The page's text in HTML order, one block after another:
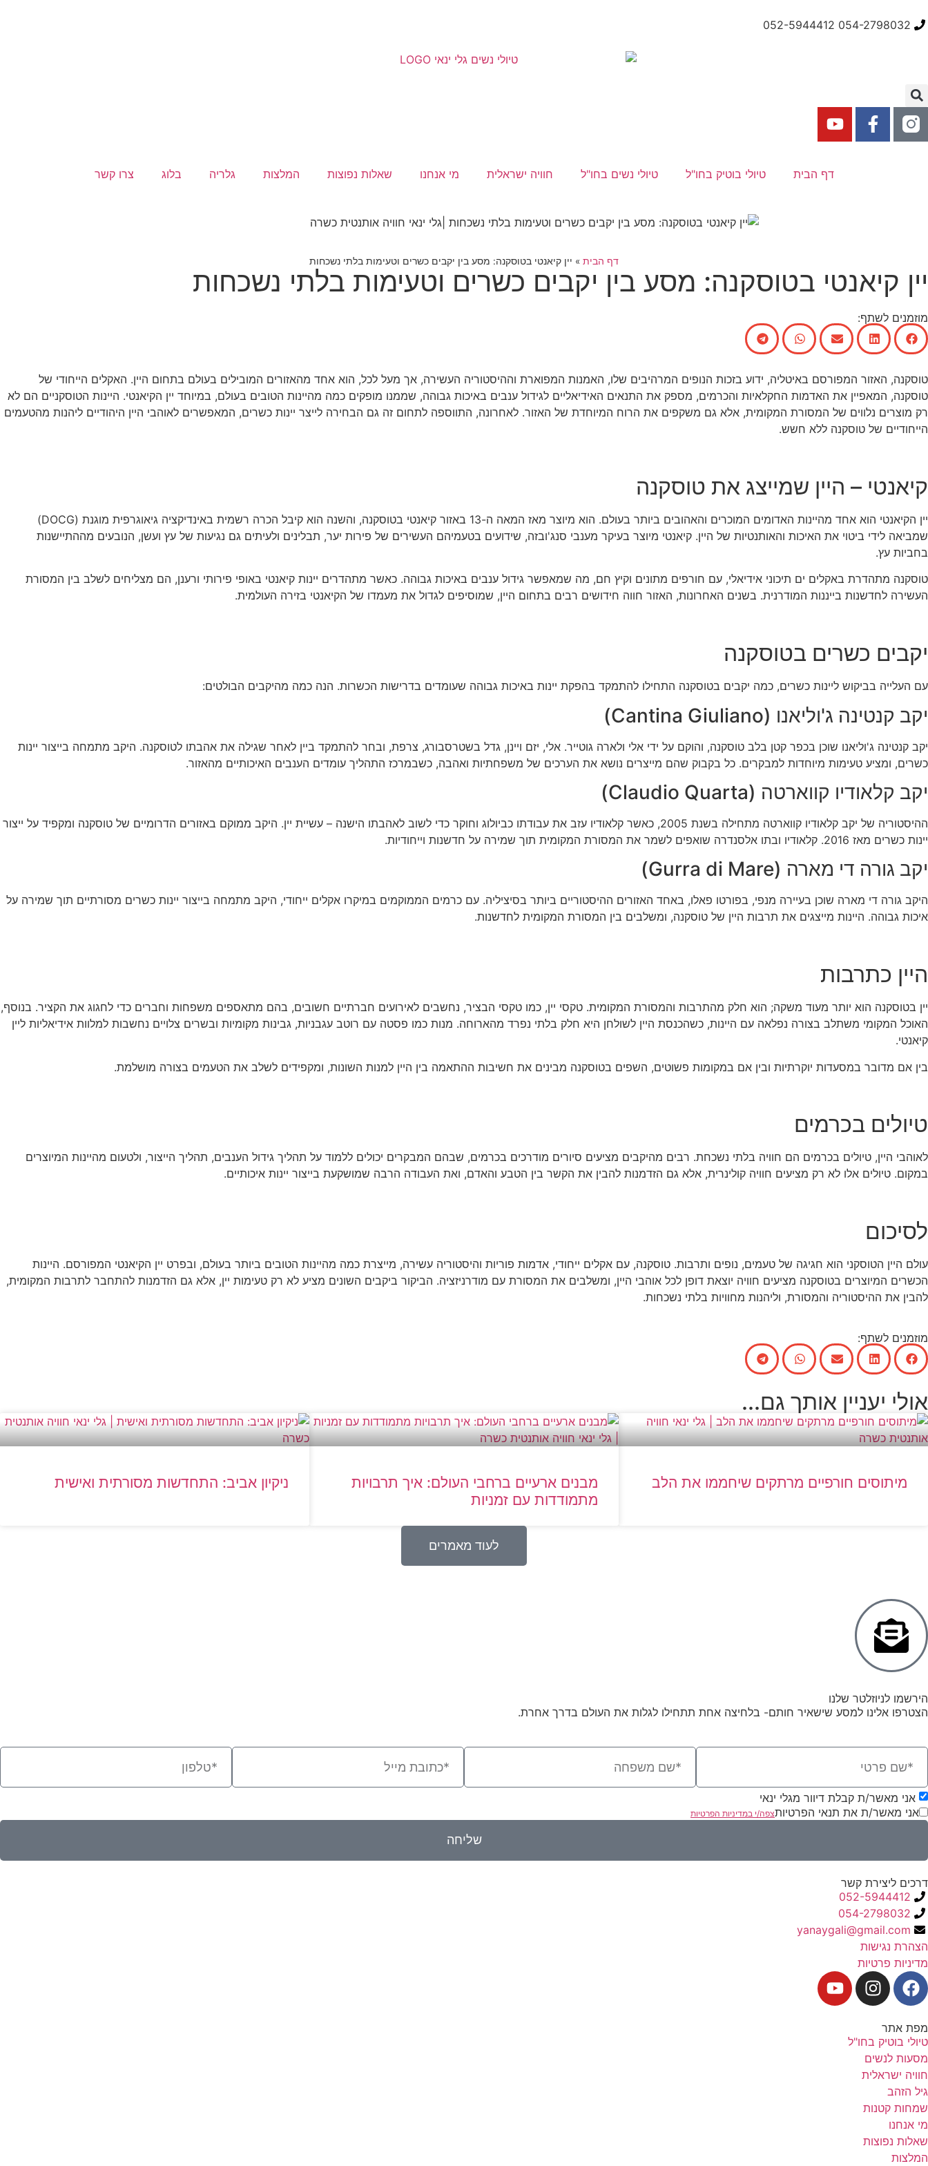
054-2798032 052-5944412
דף הבית טיולי בוטיק בחו"ל טיולי נשים בחו"ל חוויה ישראלית מי אנחנו שאלות נפוצות המלצות גלריה בלוג צרו קשר
דף הבית » יין קיאנטי בטוסקנה: מסע בין יקבים כשרים וטעימות בלתי נשכחות
יין קיאנטי בטוסקנה: מסע בין יקבים כשרים וטעימות בלתי נשכחות
מוזמנים לשתף:
טוסקנה, האזור המפורסם באיטליה, ידוע בזכות הנופים המרהיבים שלו, האמנות המפוארת וההיסטוריה העשירה, אך מעל לכל, הוא אחד מהאזורים המובילים בעולם בתחום היין. האקלים הייחודי של
טוסקנה, המאפיין את האדמות החקלאיות והכרמים, מספק את התנאים האידיאליים לגידול ענבים באיכות גבוהה, שממנו מופקים כמה מהיינות הטובים בעולם, במיוחד יין הקיאנטי. היינות הטוסקניים הם לא
רק מוצרים נלווים של המסורת המקומית, אלא גם משקפים את הרוח המיוחדת של האזור. לאחרונה, התווספה לתחום זה גם הבחירה לייצר יינות כשרים, המאפשרים לאוהבי היין היהודיים ליהנות מהטעמים
הייחודיים של טוסקנה ללא חשש.
קיאנטי – היין שמייצג את טוסקנה
יין הקיאנטי הוא אחד מהיינות האדומים המוכרים והאהובים ביותר בעולם. הוא מיוצר מאז המאה ה-13 באזור קיאנטי בטוסקנה, והשנה הוא קיבל הכרה רשמית באינדיקציה גיאוגרפית מוגנת (DOCG)
שמביאה לידי ביטוי את האיכות והאותנטיות של היין. קיאנטי מיוצר בעיקר מענבי סנג'ובזה, שידועים בטעמיהם העשירים של פירות יער, תבלינים ולעיתים גם נגיעות של עץ ועשן, הנובעים מההתיישנות
בחביות עץ.
טוסקנה מתהדרת באקלים ים תיכוני אידיאלי, עם חורפים מתונים וקיץ חם, מה שמאפשר גידול ענבים באיכות גבוהה. כאשר מתהדרים יינות קיאנטי באופי פירותי ורענן, הם מצליחים לשלב בין המסורת
העשירה לחדשנות בייננות המודרנית. בשנים האחרונות, האזור חווה חידושים רבים בתחום היין, שמוסיפים לגדול את מעמדו של הקיאנטי בזירה העולמית.
יקבים כשרים בטוסקנה
עם העלייה בביקוש ליינות כשרים, כמה יקבים בטוסקנה התחילו להתמקד בהפקת יינות באיכות גבוהה שעומדים בדרישות הכשרות. הנה כמה מהיקבים הבולטים:
יקב קנטינה ג'וליאנו (Cantina Giuliano)
יקב קנטינה ג'וליאנו שוכן בכפר קטן בלב טוסקנה, והוקם על ידי אלי ולארה גוטייר. אלי, יזם ויינן, גדל בשטרסבורג, צרפת, ובחר להתמקד ביין לאחר שגילה את אהבתו לטוסקנה. היקב מתמחה בייצור יינות
כשרים, ומציע טעימות מיוחדות למבקרים. כל בקבוק שהם מייצרים נושא את הערכים של משפחתיות ואהבה, כשבמרכז התהליך עומדים הענבים האיכותיים מהאזור.
יקב קלאודיו קווארטה (Claudio Quarta)
ההיסטוריה של יקב קלאודיו קווארטה מתחילה בשנת 2005, כאשר קלאודיו עזב את עבודתו כביולוג וחוקר כדי לשוב לאהבתו הישנה – עשיית יין. היקב ממוקם באזורים הדרומיים של טוסקנה ומקפיד על ייצור
יינות כשרים מאז 2016. קלאודיו ובתו אלסנדרה שואפים לשמר את המסורת המקומית תוך שמירה על חדשנות וייחודיות.
יקב גורה די מארה (Gurra di Mare)
היקב גורה די מארה שוכן בעיירה מנפי, בפורטו פאלו, באחד האזורים ההיסטוריים ביותר בסיציליה. עם כרמים הממוקמים במיקרו אקלים ייחודי, היקב מתמחה בייצור יינות כשרים מסורתיים תוך שמירה על
איכות גבוהה. היינות מייצגים את תרבות היין של טוסקנה, ומשלבים בין המסורת המקומית לחדשנות.
היין כתרבות
יין בטוסקנה הוא יותר מעוד משקה; הוא חלק מהתרבות והמסורת המקומית. טקסי יין, כמו טקסי הבציר, נחשבים לאירועים חברתיים חשובים, בהם מתאספים משפחות וחברים כדי לחגוג את הקציר. בנוסף,
האוכל המקומי משתלב בצורה נפלאה עם היינות, כשהכנסת היין לשולחן היא חלק בלתי נפרד מהארוחה. מנות כמו פסטה עם רוטב עגבניות, גבינות מקומיות ובשרים צלויים נחשבות למלוות אידיאליות ליין
קיאנטי.
בין אם מדובר במסעדות יוקרתיות ובין אם במקומות פשוטים, השפים בטוסקנה מבינים את חשיבות ההתאמה בין היין למנות השונות, ומקפידים לשלב את הטעמים בצורה מושלמת.
טיולים בכרמים
לאוהבי היין, טיולים בכרמים הם חוויה בלתי נשכחת. רבים מהיקבים מציעים סיורים מודרכים בכרמים, שבהם המבקרים יכולים ללמוד על תהליך גידול הענבים, תהליך הייצור, ולטעום מהיינות המיוצרים
במקום. טיולים אלו לא רק מציעים חוויה קולינרית, אלא גם הזדמנות להבין את הקשר בין הטבע והאדם, ואת העבודה הרבה שמושקעת בייצור יינות איכותיים.
לסיכום
עולם היין הטוסקני הוא חגיגה של טעמים, נופים ותרבות. טוסקנה, עם אקלים ייחודי, אדמות פוריות והיסטוריה עשירה, מייצרת כמה מהיינות הטובים ביותר בעולם, ובפרט יין הקיאנטי המפורסם. היינות
הכשרים המיוצרים בטוסקנה מציעים חוויה יוצאת דופן לכל אוהבי היין, ומשלבים את המסורת עם מודרניזציה. הביקור ביקבים השונים מציע לא רק טעימות יין, אלא גם הזדמנות להתחבר לתרבות המקומית,
להבין את ההיסטוריה והמסורת, וליהנות מחוויות בלתי נשכחות.
מוזמנים לשתף:
אולי יעניין אותך גם...
מיתוסים חורפיים מרתקים שיחממו את הלב
מבנים ארעיים ברחבי העולם: איך תרבויות
מתמודדות עם זמניות
ניקיון אביב: התחדשות מסורתית ואישית
לעוד מאמרים
הירשמו לניוזלטר שלנו
הצטרפו אלינו למסע שישאיר חותם- בלחיצה אחת תתחילו לגלות את העולם בדרך אחרת.
אני מאשר/ת קבלת דיוור מגלי ינאי
אני מאשר/ת את תנאי הפרטיותצפה/י במדיניות הפרטיות
שליחה
דרכים ליצירת קשר
052-5944412
054-2798032
yanaygali@gmail.com
הצהרת נגישות
מדיניות פרטיות
מפת אתר
טיולי בוטיק בחו"ל
מסעות לנשים
חוויה ישראלית
גיל הזהב
שמחות קטנות
מי אנחנו
שאלות נפוצות
המלצות